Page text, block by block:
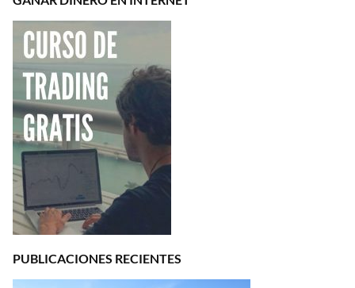
PUBLICACIONES RECIENTES